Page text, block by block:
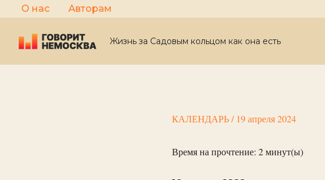
Перейти
к
содержимому
О нас Авторам
Жизнь за Садовым кольцом как она есть
КАЛЕНДАРЬ/ 19 апреля 2024
Время на прочтение: 2минут(ы)